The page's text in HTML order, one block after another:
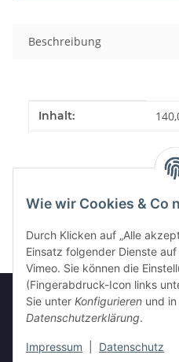
Wie wir Cookies & Co
Durch Klicken auf „Alle
Einsatz folgender Dienste
Vimeo. Sie können die
(Fingerabdruck-Icon links
Sie unter Konfigurieren und
Datenschutzerklärung.
Impressum Datenschutz
Beschreibung
Produkteigenschaft
Wert
Inhalt: